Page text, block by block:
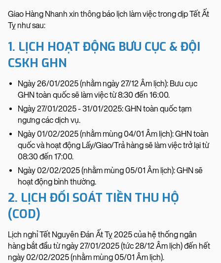
Giao Hàng Nhanh xin thông báo lịch làm việc trong dịp Tết Ất
Tỵ như sau:
1. LỊCH HOẠT ĐỘNG BƯU CỤC & ĐỘI
CSKH GHN
Ngày 26/01/2025 (nhằm ngày 27/12 Âm lịch): Bưu cục
GHN toàn quốc sẽ làm việc từ 8:30 đến 16:00.
Ngày 27/01/2025 - 31/01/2025: GHN toàn quốc tạm
ngưng các dịch vụ.
Ngày 01/02/2025 (nhằm mùng 04/01 Âm lịch): GHN toàn
quốc và hoạt động Lấy/Giao/Trả hàng sẽ làm việc trở lại từ
08:30 đến 17:00.
Ngày 02/02/2025 (nhằm mùng 05/01 Âm lịch): GHN sẽ
hoạt động bình thường.
2. LỊCH ĐỐI SOÁT TIỀN THU HỘ
(COD)
Lịch nghỉ Tết Nguyên Đán Ất Tỵ 2025 của hệ thống ngân
hàng bắt đầu từ ngày 27/01/2025 (tức 28/12 Âm lịch) đến hết
ngày 02/02/2025 (nhằm mùng 05/01 Âm lịch).